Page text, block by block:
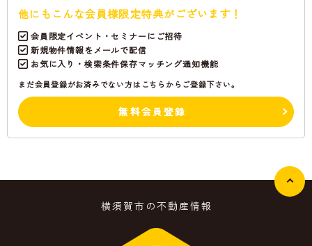
他にもこんな会員様限定特典がございます！
会員限定イベント・セミナーにご招待
新規物件情報をメールで配信
お気に入り・検索条件保存マッチング通知機能
まだ会員登録がお済みでない方はこちらからご登録下さい。
無料会員登録
横須賀市の不動産情報